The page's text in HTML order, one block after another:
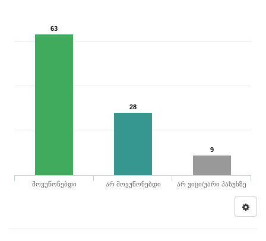
63
28
9
მოვუწონებდი არ მოვუწონებდი არ ვიცი/უარი პასუხზე